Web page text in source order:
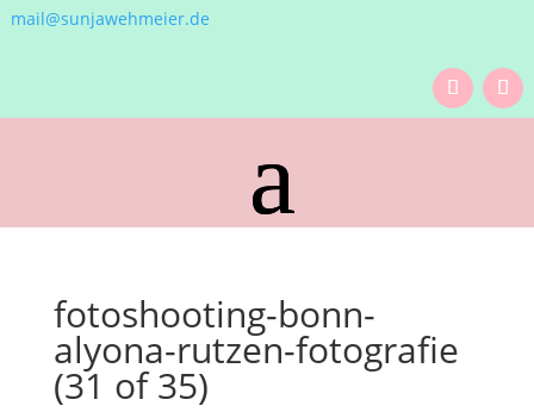
mail@sunjawehmeier.de
fotoshooting-bonn-
alyona-rutzen-fotografie
(31 of 35)